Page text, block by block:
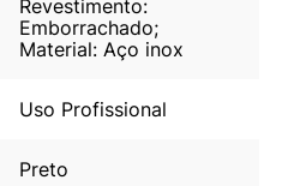
Revestimento:
Emborrachado;
Material: Aço inox
Uso Profissional
Preto